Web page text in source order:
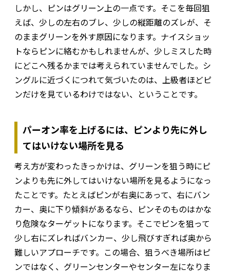
しかし、ピンはグリーン上の一点です。そこを毎回狙
えば、少しの左右のブレ、少しの縦距離のズレが、そ
のままグリーンを外す原因になります。ナイスショッ
トならピンに絡むかもしれませんが、少しミスした時
にどこへ残るかまでは考えられていませんでした。シ
ングルに近づくにつれて気づいたのは、上級者ほどピ
ンだけを見ているわけではない、ということです。
パーオン率を上げるには、ピンより先に外し
てはいけない場所を見る
考え方が変わったきっかけは、グリーンを狙う時にピ
ンよりも先に外してはいけない場所を見るようになっ
たことです。たとえばピンが右奥にあって、右にバン
カー、奥に下り傾斜があるなら、ピンそのものはかな
り危険なターゲットになります。そこでピンを狙って
少し右にズレればバンカー、少し飛びすぎれば奥から
難しいアプローチです。この場合、狙うべき場所はピ
ンではなく、グリーンセンターやセンター左になりま